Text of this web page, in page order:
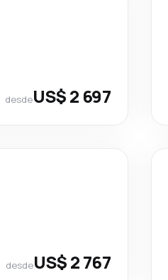
desdeUS$ 2 697
desdeUS$ 2 767